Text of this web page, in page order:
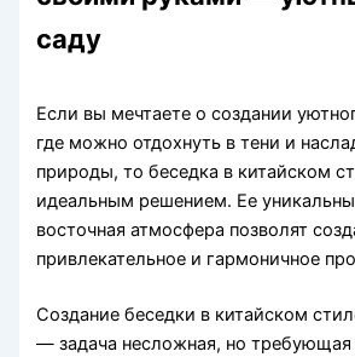
саду
Если вы мечтаете о создании
где можно отдохнуть в тени и
природы, то беседка в китайском
идеальным решением. Ее
восточная атмосфера позволят
привлекательное и гармоничное
Создание беседки в китайском
— задача несложная, но требующая